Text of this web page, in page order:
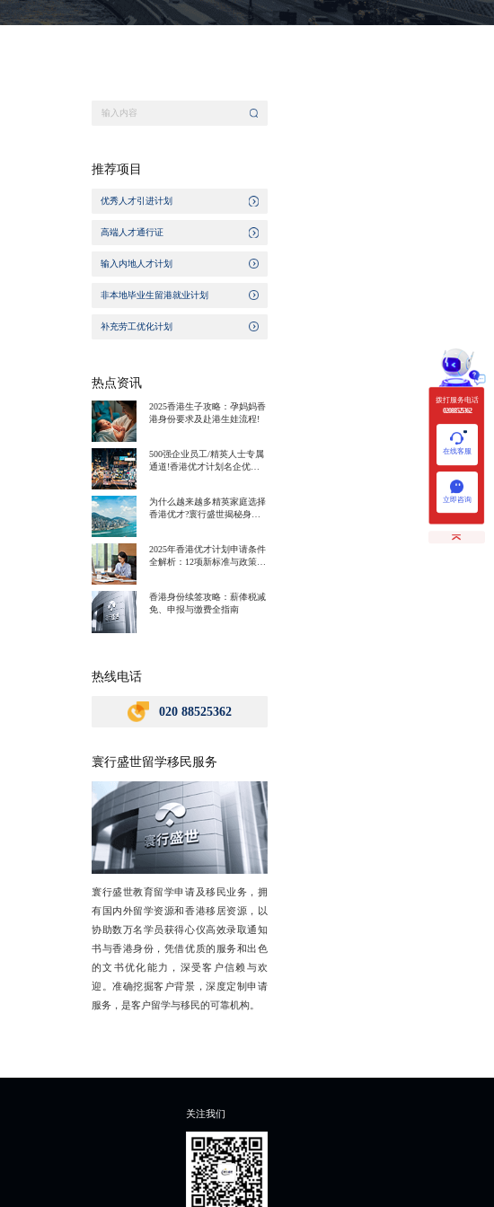
推荐项目
优秀人才引进计划
高端人才通行证
输入内地人才计划
非本地毕业生留港就业计划
补充劳工优化计划
热点资讯
2025香港生子攻略：孕妈妈香
港身份要求及赴港生娃流程!
500强企业员工/精英人士专属
通道!香港优才计划名企优势
为什么越来越多精英家庭选择
香港优才?寰行盛世揭秘身份
2025年香港优才计划申请条件
全解析：12项新标准与政策解
香港身份续签攻略：薪俸税减
免、申报与缴费全指南
热线电话
020 88525362
寰行盛世留学移民服务
寰行盛世教育留学申请及移民业务，拥
有国内外留学资源和香港移居资源，以
协助数万名学员获得心仪高效录取通知
书与香港身份，凭借优质的服务和出色
的文书优化能力，深受客户信赖与欢
迎。准确挖掘客户背景，深度定制申请
服务，是客户留学与移民的可靠机构。
关注我们
拨打服务电话
020 88525362
在线客服
立即咨询